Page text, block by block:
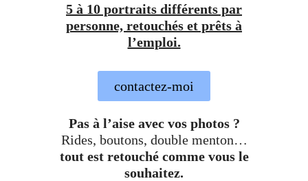
5 à 10 portraits différents par
personne, retouchés et prêts à
l’emploi.
contactez-moi
Pas à l’aise avec vos photos ?
Rides, boutons, double menton…
tout est retouché comme vous le
souhaitez.